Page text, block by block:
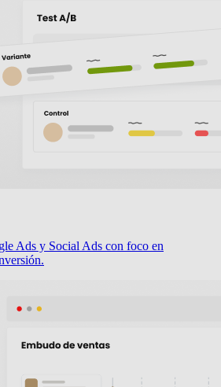
Ads y Social Ads con foco en